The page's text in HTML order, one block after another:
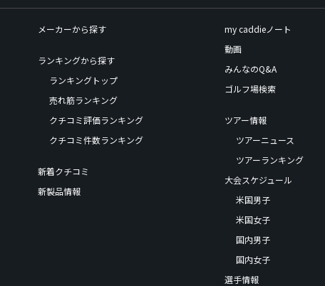
メーカーから探す
ランキングから探す
ランキングトップ
売れ筋ランキング
クチコミ評価ランキング
クチコミ件数ランキング
新着クチコミ
新製品情報
my caddieノート
動画
みんなのQ&A
ゴルフ場検索
ツアー情報
ツアーニュース
ツアーランキング
大会スケジュール
米国男子
米国女子
国内男子
国内女子
選手情報